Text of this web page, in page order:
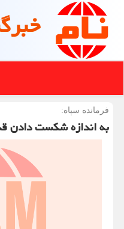
فرمانده سپاه:
به اندازه شکست دادن